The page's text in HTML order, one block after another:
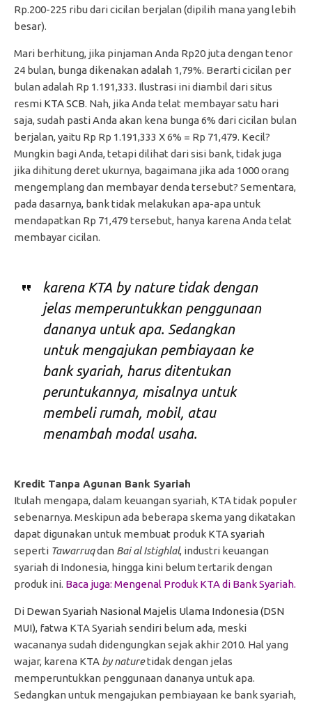
Rp.200-225 ribu dari cicilan berjalan (dipilih mana yang lebih
besar).
Mari berhitung, jika pinjaman Anda Rp20 juta dengan tenor
24 bulan, bunga dikenakan adalah 1,79%. Berarti cicilan per
bulan adalah Rp 1.191,333. Ilustrasi ini diambil dari situs
resmi KTA SCB. Nah, jika Anda telat membayar satu hari
saja, sudah pasti Anda akan kena bunga 6% dari cicilan bulan
berjalan, yaitu Rp Rp 1.191,333 X 6% = Rp 71,479. Kecil?
Mungkin bagi Anda, tetapi dilihat dari sisi bank, tidak juga
jika dihitung deret ukurnya, bagaimana jika ada 1000 orang
mengemplang dan membayar denda tersebut? Sementara,
pada dasarnya, bank tidak melakukan apa-apa untuk
mendapatkan Rp 71,479 tersebut, hanya karena Anda telat
membayar cicilan.
karena KTA by nature tidak dengan
jelas memperuntukkan penggunaan
dananya untuk apa. Sedangkan
untuk mengajukan pembiayaan ke
bank syariah, harus ditentukan
peruntukannya, misalnya untuk
membeli rumah, mobil, atau
menambah modal usaha.
Kredit Tanpa Agunan Bank Syariah
Itulah mengapa, dalam keuangan syariah, KTA tidak populer
sebenarnya. Meskipun ada beberapa skema yang dikatakan
dapat digunakan untuk membuat produk KTA syariah
seperti Tawarruqdan Bai al Istighlal, industri keuangan
syariah di Indonesia, hingga kini belum tertarik dengan
produk ini. Baca juga: Mengenal Produk KTA di Bank Syariah.
Di Dewan Syariah Nasional Majelis Ulama Indonesia (DSN
MUI), fatwa KTA Syariah sendiri belum ada, meski
wacananya sudah didengungkan sejak akhir 2010. Hal yang
wajar, karena KTA by naturetidak dengan jelas
memperuntukkan penggunaan dananya untuk apa.
Sedangkan untuk mengajukan pembiayaan ke bank syariah,